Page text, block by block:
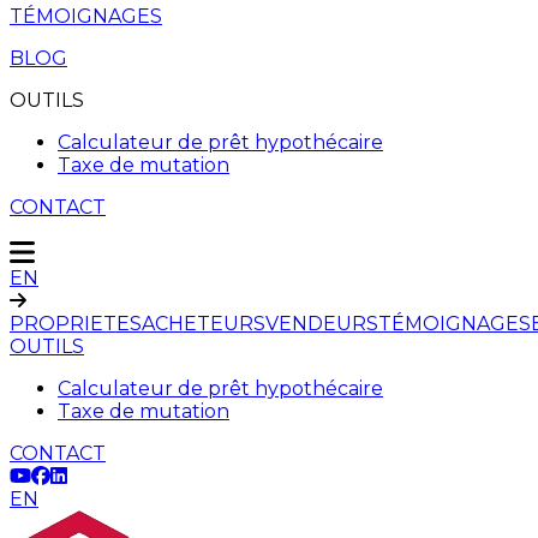
TÉMOIGNAGES
BLOG
OUTILS
Calculateur de prêt hypothécaire
Taxe de mutation
CONTACT
EN
PROPRIETESACHETEURSVENDEURSTÉMOIGNAGES
OUTILS
Calculateur de prêt hypothécaire
Taxe de mutation
CONTACT
EN